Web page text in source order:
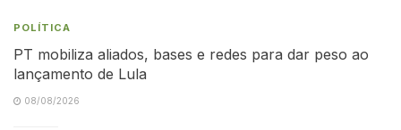
POLÍTICA
PT mobiliza aliados, bases e redes para dar peso ao
lançamento de Lula
08/08/2026